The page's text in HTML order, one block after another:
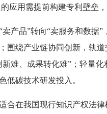
应用需提前构建专利壁垒
产品”转向“卖服务和数据
围绕产业链协同创新，轨
难、成果转化难”；轻量
低碳技术研发投入。
合在我国现行知识产权法